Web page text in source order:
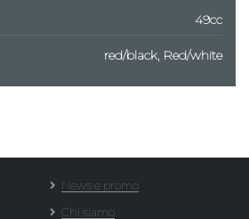
49cc
red/black, Red/white
News e promo
Chi siamo